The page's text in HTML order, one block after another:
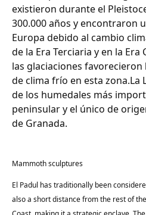
existieron durante el
300.000 años y encontraron
Europa debido al cambio
de la Era Terciaria y en la
las glaciaciones
de clima frío en esta zona.La
de los humedales más
peninsular y el único de
de Granada.
Mammoth sculptures
El Padul has traditionally been
also a short distance from the rest of